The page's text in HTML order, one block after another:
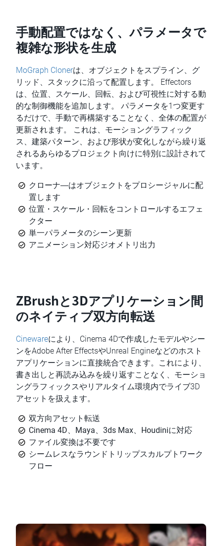
手動配置ではなく、パラメータで
複雑な形状を生成
MoGraph Clonerは、オブジェクトをスプライン、グ
リッド、スタックに沿って配置します。 Effectors
は、位置、スケール、回転、および可視性に対する動
的な制御機能を追加します。 パラメータを1つ変更す
るだけで、手動で再構築することなく、全体の配置が
更新されます。 これは、モーショングラフィック
ス、建築パターン、および形状が変化しながら繰り返
されるあらゆるプロジェクト向けに特別に設計されて
います。
クローナ―はオブジェクトをプロシージャルに配
置します
位置・スケール・回転をコントロールするエフェ
クター
単一パラメータのシーン更新
アニメーション対応ジオメトリ出力
ZBrushと3Dアプリケーション間
のネイティブ双方向転送
Cinewareにより、Cinema 4Dで作成したモデルやシー
ンをAdobe After EffectsやUnreal Engineなどのホスト
アプリケーションに直接統合できます。これにより、
書き出しと再読み込みを繰り返すことなく、モーショ
ングラフィックスやリアルタイム環境内でライブ3D
アセットを扱えます。
双方向アセット転送
Cinema 4D、Maya、3ds Max、Houdiniに対応
ファイル変換は不要です
シームレスなラウンドトリップスカルプトワーク
フロー